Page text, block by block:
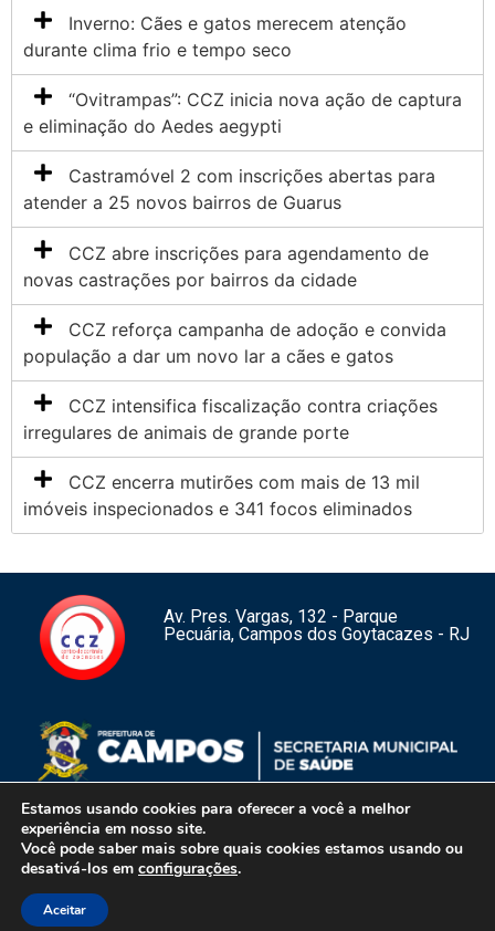
Inverno: Cães e gatos merecem atenção
durante clima frio e tempo seco
“Ovitrampas”: CCZ inicia nova ação de captura
e eliminação do Aedes aegypti
Castramóvel 2 com inscrições abertas para
atender a 25 novos bairros de Guarus
CCZ abre inscrições para agendamento de
novas castrações por bairros da cidade
CCZ reforça campanha de adoção e convida
população a dar um novo lar a cães e gatos
CCZ intensifica fiscalização contra criações
irregulares de animais de grande porte
CCZ encerra mutirões com mais de 13 mil
imóveis inspecionados e 341 focos eliminados
Av. Pres. Vargas, 132 - Parque
Pecuária, Campos dos Goytacazes - RJ
Centro de Controle de Zoonoses de Campos dos Goytacazes – RJ –
Estamos usando cookies para oferecer a você a melhor
experiência em nosso site.
Você pode saber mais sobre quais cookies estamos usando ou
desativá-los em configurações.
Aceitar
1